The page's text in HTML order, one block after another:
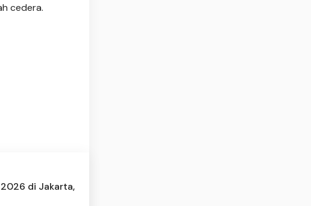
cedera.
2026 di Jakarta,